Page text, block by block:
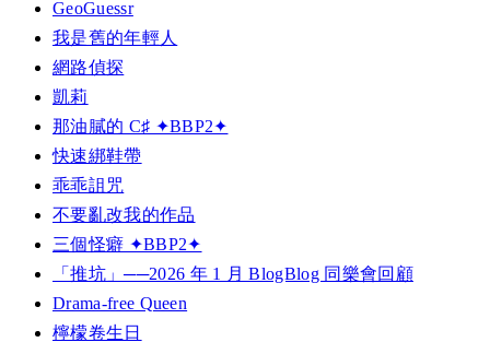
GeoGuessr
我是舊的年輕人
網路偵探
凱莉
那油膩的 C♯ ✦BBP2✦
快速綁鞋帶
乖乖詛咒
不要亂改我的作品
三個怪癖 ✦BBP2✦
「推坑」──2026 年 1 月 BlogBlog 同樂會回顧
Drama-free Queen
檸檬卷生日